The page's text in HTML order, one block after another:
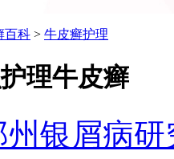
百科 > 牛皮癣护理
理牛皮癣
州银屑病研